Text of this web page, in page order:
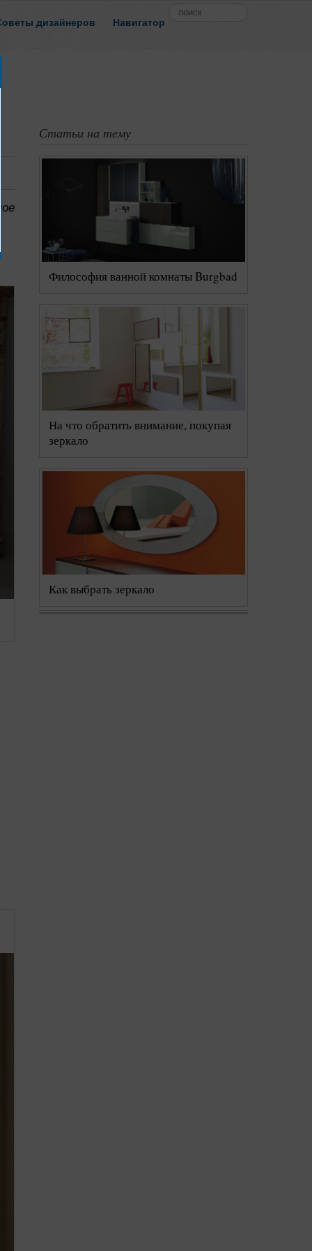
дизайнеров Навигатор
Домоводство
Новости
Обои
Статьи на тему
Философия ванной комнаты Burgbad
На что обратить внимание, покупая
зеркало
Как выбрать зеркало